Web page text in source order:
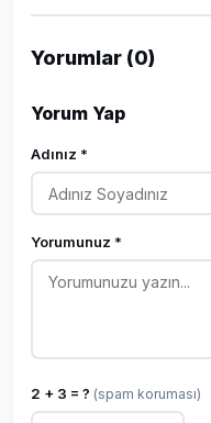
Yorumlar (0)
Yorum Yap
Adınız *
Yorumunuz *
2 + 3 = ? (spam koruması)